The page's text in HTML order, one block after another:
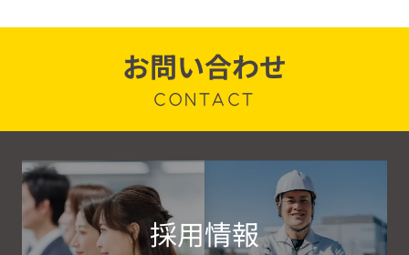
お問い合わせ
CONTACT
採用情報